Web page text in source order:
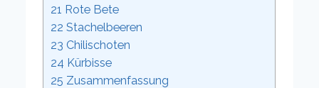
21 Rote Bete
22 Stachelbeeren
23 Chilischoten
24 Kürbisse
25 Zusammenfassung